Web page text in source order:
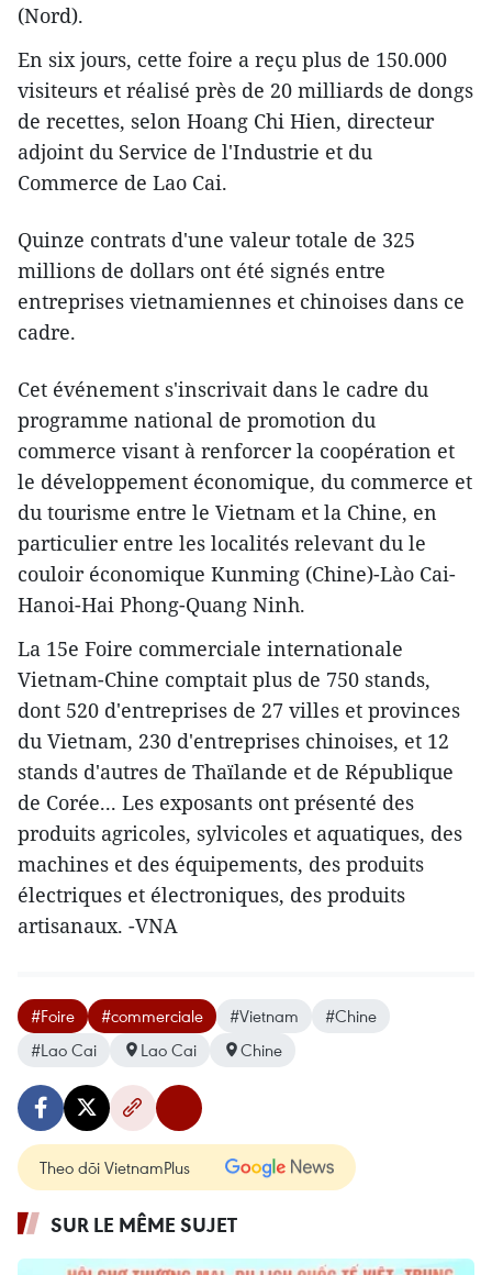
(Nord).
En six jours, cette foire a reçu plus de 150.000
visiteurs et réalisé près de 20 milliards de dongs
de recettes, selon Hoang Chi Hien, directeur
adjoint du Service de l'Industrie et du
Commerce de Lao Cai.
Quinze contrats d'une valeur totale de 325
millions de dollars ont été signés entre
entreprises vietnamiennes et chinoises dans ce
cadre.
Cet événement s'inscrivait dans le cadre du
programme national de promotion du
commerce visant à renforcer la coopération et
le développement économique, du commerc​e et
du touris​me entre le Vietnam et la Chine, en
particulier entre les localités relevant du le
couloir économique Kunming (Chine)-Lào Cai-
Hanoi-Hai Phong-Quang Ninh.
La 15e Foire commerciale internationale
Vietnam-Chine comptait plus de 7​50 stands,
dont ​520 d'entreprises de 27 villes et provinces
du Vietnam, 230 d'entreprises ​​chinoises, et 12
stands d'autres de Thaïlande et de République
de Corée... ​Les exposants ont présenté des
produits agricoles, sylvicoles et aquatiques, des
machines et des équipements, des produits
électriques et électroniques, des produits
artisanaux. -VNA
#Foire #commerciale #Vietnam
#Chine
#Lao Cai
Lao Cai Chine
Theo dõi VietnamPlus
SUR LE MÊME SUJET